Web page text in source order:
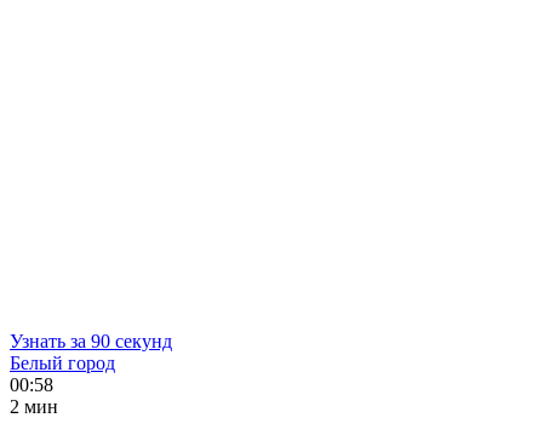
Узнать за 90 секунд
Белый город
00:58
2 мин